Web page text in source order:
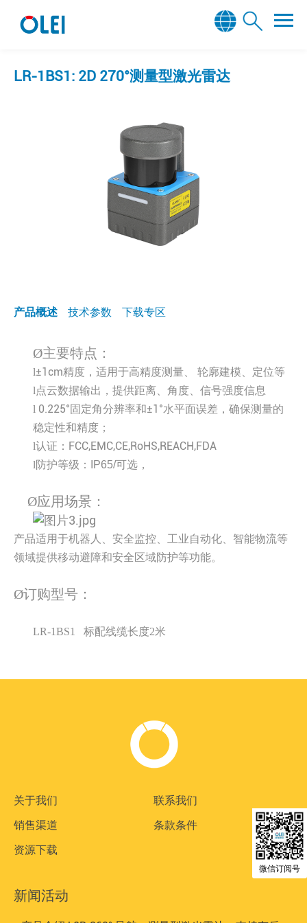
LR-1BS1: 2D 270°测量型激光雷达
产品概述 技术参数 下载专区
Ø主要特点：
l±1cm精度，适用于高精度测量、 轮廓建模、定位等
l点云数据输出，提供距离、角度、信号强度信息
l 0.225°固定角分辨率和±1°水平面误差，确保测量的
稳定性和精度；
l认证：FCC,EMC,CE,RoHS,REACH,FDA
l防护等级： IP65/可选，
Ø应用场景：
产品适用于机器人、安全监控、工业自动化、智能物流等
领域提供移动避障和安全区域防护等功能。
Ø订购型号：
LR-1BS1 标配线缆长度2米
关于我们
联系我们
销售渠道
条款条件
资源下载
新闻活动
微信订阅号